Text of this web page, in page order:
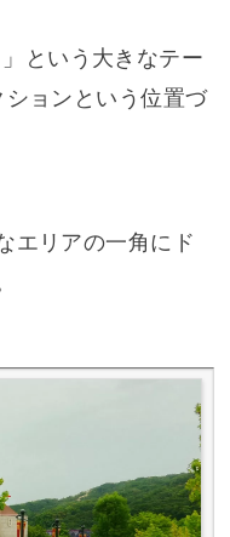
」という大きなテー
ョンという位置づ
エリアの一角にド